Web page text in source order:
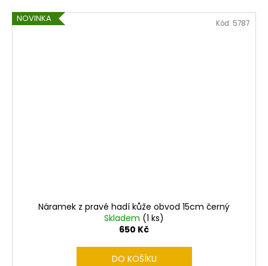
NOVINKA
Náramek z pravé hadí kůže obvod 15cm černý
Skladem (1 ks)
650 Kč
DO KOŠÍKU
Kód: 5787